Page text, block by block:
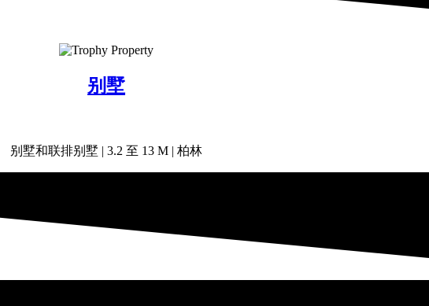
别墅
别墅和联排别墅 | 3.2 至 13 M | 柏林